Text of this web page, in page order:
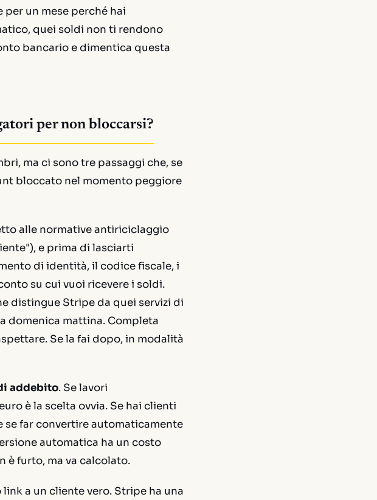
un mese perché hai
quei soldi non ti rendono
bancario e dimentica questa
per non bloccarsi?
ma ci sono tre passaggi che, se
bloccato nel momento peggiore
alle normative antiriciclaggio
e prima di lasciarti
di identità, il codice fiscale, i
su cui vuoi ricevere i soldi.
distingue Stripe da quei servizi di
domenica mattina. Completa
Se la fai dopo, in modalità
addebito. Se lavori
è la scelta ovvia. Se hai clienti
far convertire automaticamente
automatica ha un costo
è furto, ma va calcolato.
a un cliente vero. Stripe ha una